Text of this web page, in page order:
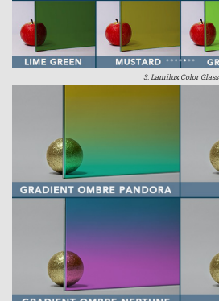
3. Lamilux Color Glass